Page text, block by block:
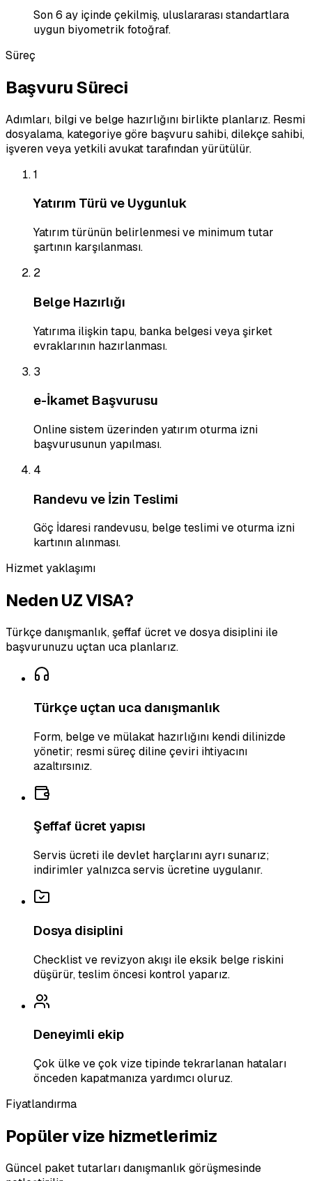
Son 6 ay içinde çekilmiş, uluslararası standartlara
uygun biyometrik fotoğraf.
Süreç
Başvuru Süreci
Adımları, bilgi ve belge hazırlığını birlikte planlarız. Resmi
dosyalama, kategoriye göre başvuru sahibi, dilekçe sahibi,
işveren veya yetkili avukat tarafından yürütülür.
1
Yatırım Türü ve Uygunluk
Yatırım türünün belirlenmesi ve minimum tutar
şartının karşılanması.
2
Belge Hazırlığı
Yatırıma ilişkin tapu, banka belgesi veya şirket
evraklarının hazırlanması.
3
e-İkamet Başvurusu
Online sistem üzerinden yatırım oturma izni
başvurusunun yapılması.
4
Randevu ve İzin Teslimi
Göç İdaresi randevusu, belge teslimi ve oturma izni
kartının alınması.
Hizmet yaklaşımı
Neden UZ VISA?
Türkçe danışmanlık, şeffaf ücret ve dosya disiplini ile
başvurunuzu uçtan uca planlarız.
Türkçe uçtan uca danışmanlık
Form, belge ve mülakat hazırlığını kendi dilinizde
yönetir; resmi süreç diline çeviri ihtiyacını
azaltırsınız.
Şeffaf ücret yapısı
Servis ücreti ile devlet harçlarını ayrı sunarız;
indirimler yalnızca servis ücretine uygulanır.
Dosya disiplini
Checklist ve revizyon akışı ile eksik belge riskini
düşürür, teslim öncesi kontrol yaparız.
Deneyimli ekip
Çok ülke ve çok vize tipinde tekrarlanan hataları
önceden kapatmanıza yardımcı oluruz.
Fiyatlandırma
Popüler vize hizmetlerimiz
Güncel paket tutarları danışmanlık görüşmesinde